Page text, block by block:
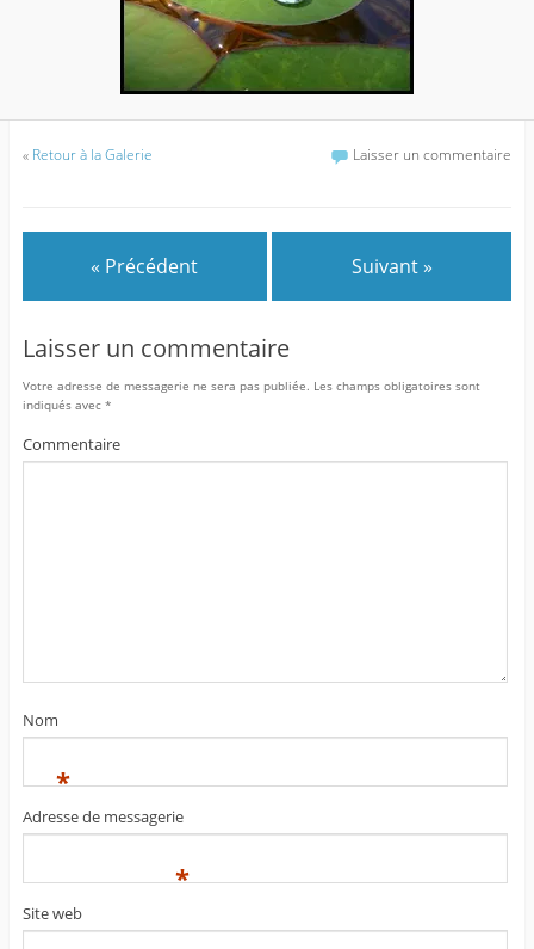
« Retour à la Galerie Laisser un commentaire
« Précédent Suivant »
Laisser un commentaire
Votre adresse de messagerie ne sera pas publiée. Les champs obligatoires sont
indiqués avec *
Commentaire
Nom
*
Adresse de messagerie
*
Site web